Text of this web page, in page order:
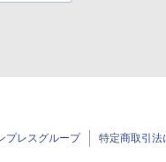
プレスグループ 特定商取引法